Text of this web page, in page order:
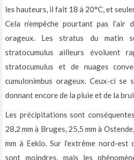
les hauteurs, il fait 18 à 20°C, et
Cela n’empêche pourtant pas
orageux. Les stratus du matin
stratocumulus ailleurs évoluent
stratocumulus et de nuages
cumulonimbus orageux. Ceux-ci
donnant encore de la pluie et de la
Les précipitations sont
28,2 mm à Bruges, 25,5 mm à
mm à Eeklo. Sur l’extrême nord-
sont moindres, mais les